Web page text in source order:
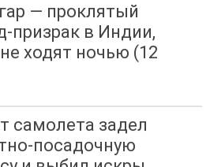
— проклятый
призрак в Индии,
ходят ночью (12
самолета задел
посадочную